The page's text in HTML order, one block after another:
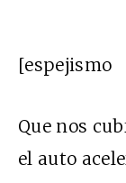
[espejismo
Que nos
el auto